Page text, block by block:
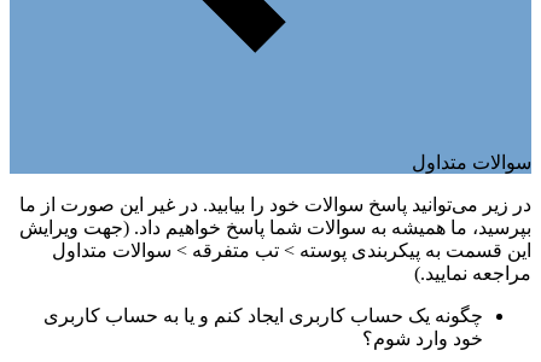
سوالات متداول
در زیر می‌توانید پاسخ سوالات خود را بیابید. در غیر این صورت از ما
بپرسید، ما همیشه به سوالات شما پاسخ خواهیم داد. (جهت ویرایش
این قسمت به پیکربندی پوسته > تب متفرقه > سوالات متداول
مراجعه نمایید.)
چگونه یک حساب کاربری ایجاد کنم و یا به حساب کاربری
خود وارد شوم؟